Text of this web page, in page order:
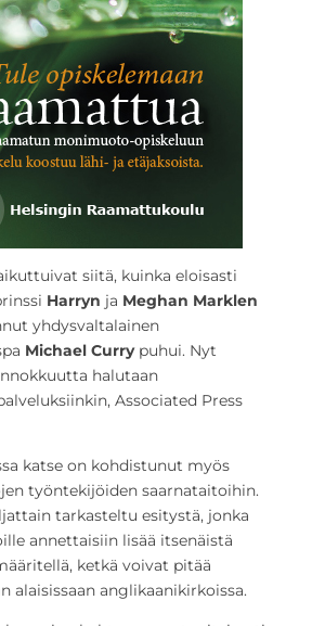
siitä, kuinka eloisasti
Harryn ja Meghan Marklen
yhdysvaltalainen
Michael Currypuhui. Nyt
halutaan
Associated Press
katse on kohdistunut myös
työntekijöiden saarnataitoihin.
tarkasteltu esitystä, jonka
annettaisiin lisää itsenäistä
ketkä voivat pitää
alaisissaan anglikaanikirkoissa.